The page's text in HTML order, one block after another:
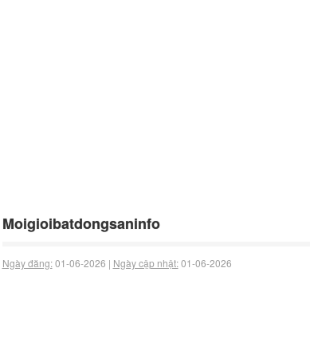
Moigioibatdongsaninfo
Ngày đăng:01-06-2026 | Ngày cập nhật:01-06-2026